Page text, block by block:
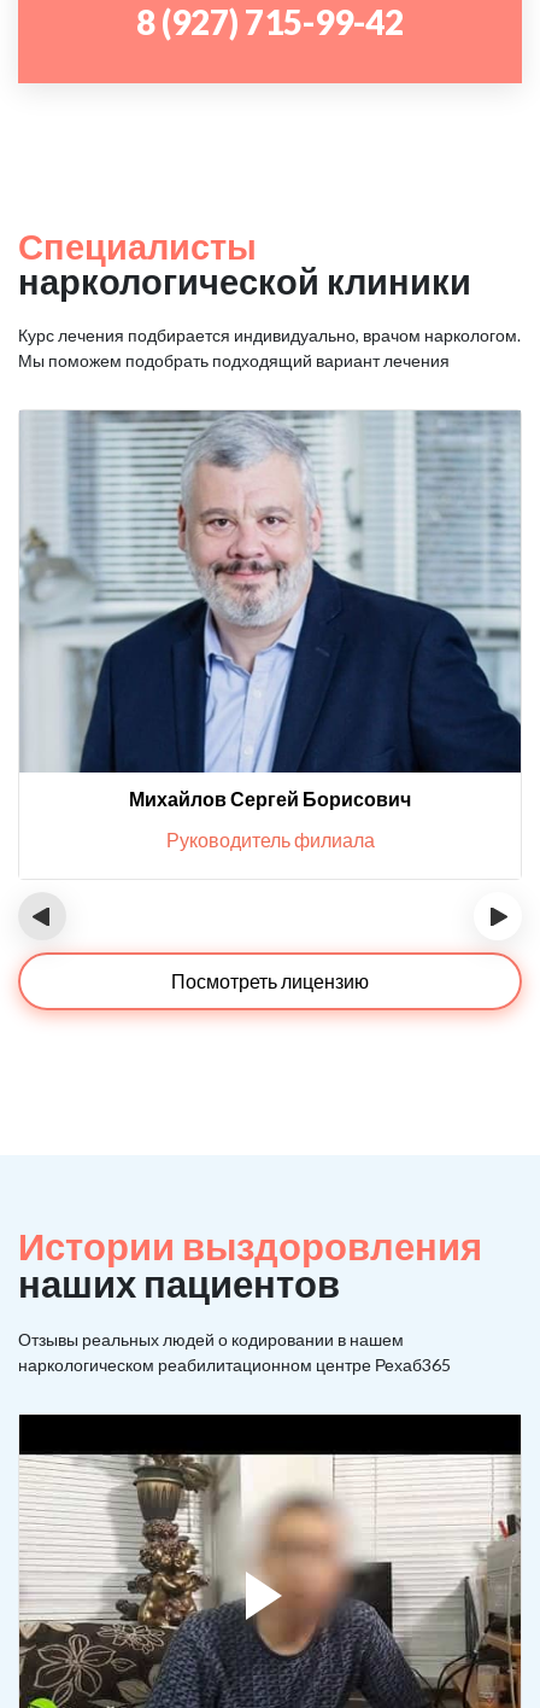
8 (927) 715-99-42
Специалисты
наркологической клиники
Курс лечения подбирается индивидуально, врачом наркологом.
Мы поможем подобрать подходящий вариант лечения
Михайлов Сергей Борисович
Руководитель филиала
‹ ›
Посмотреть лицензию
Истории выздоровления
наших пациентов
Отзывы реальных людей о кодировании в нашем
наркологическом реабилитационном центре Рехаб365